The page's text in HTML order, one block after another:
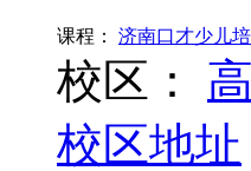
课程： 济南口才少儿培
校区：
校区地址